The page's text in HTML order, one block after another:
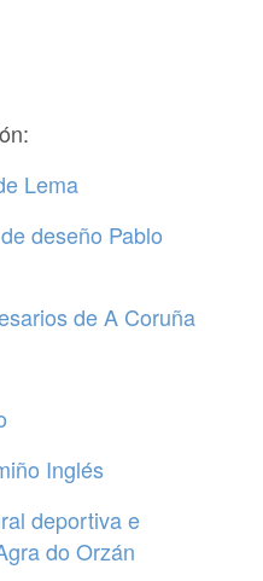
Lema
deseño Pablo
de A Coruña
Inglés
deportiva e
do Orzán